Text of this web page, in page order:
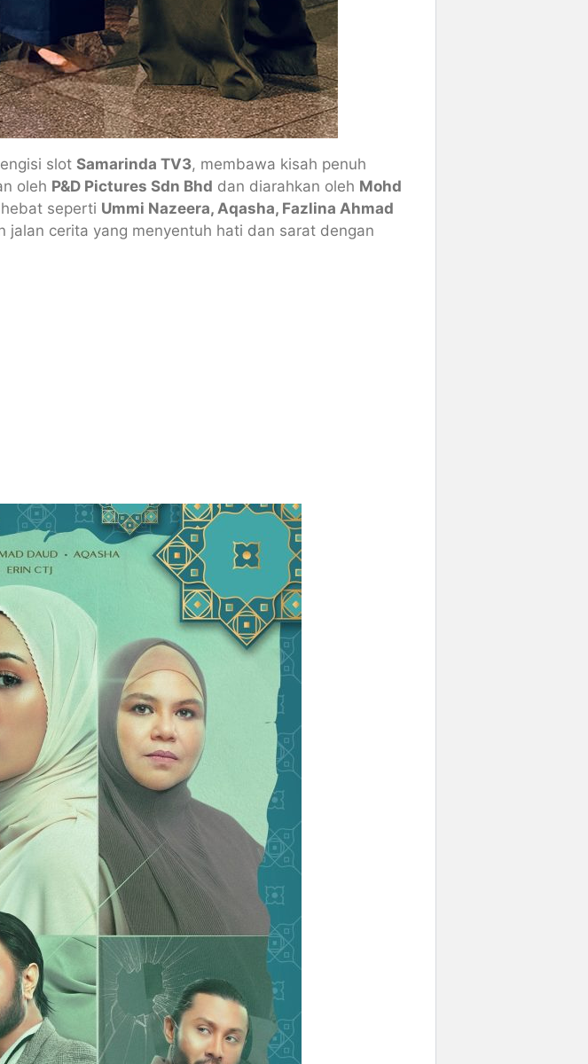
slot Samarinda TV3, membawa kisah penuh
oleh P&D Pictures Sdn Bhd dan diarahkan oleh Mohd
seperti Ummi Nazeera, Aqasha, Fazlina Ahmad
jalan cerita yang menyentuh hati dan sarat dengan